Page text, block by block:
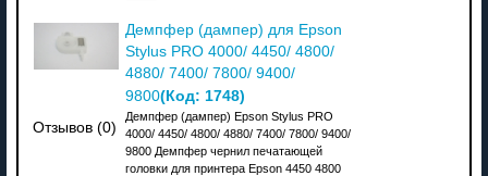
Отзывов (0)
Демпфер (дампер) для Epson
Stylus PRO 4000/ 4450/ 4800/
4880/ 7400/ 7800/ 9400/
9800(Код: 1748)
Демпфер (дампер) Epson Stylus PRO
4000/ 4450/ 4800/ 4880/ 7400/ 7800/ 9400/
9800 Демпфер чернил печатающей
головки для принтера Epson 4450 4800